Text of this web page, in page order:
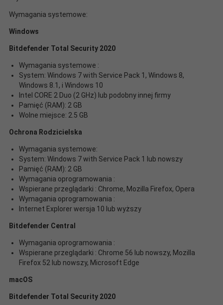
Wymagania systemowe:
Windows
Bitdefender Total Security 2020
Wymagania systemowe :
System: Windows 7 with Service Pack 1, Windows 8,
Windows 8.1, i Windows 10
Intel CORE 2 Duo (2 GHz) lub podobny innej firmy
Pamięć (RAM): 2 GB
Wolne miejsce: 2.5 GB
Ochrona Rodzicielska
Wymagania systemowe:
System: Windows 7 with Service Pack 1 lub nowszy
Pamięć (RAM): 2 GB
Wymagania oprogramowania :
Wspierane przeglądarki : Chrome, Mozilla Firefox, Opera
Wymagania oprogramowania :
Internet Explorer wersja 10 lub wyższy
Bitdefender Central
Wymagania oprogramowania :
Wspierane przeglądarki : Chrome 56 lub nowszy, Mozilla
Firefox 52 lub nowszy, Microsoft Edge
macOS
Bitdefender Total Security 2020